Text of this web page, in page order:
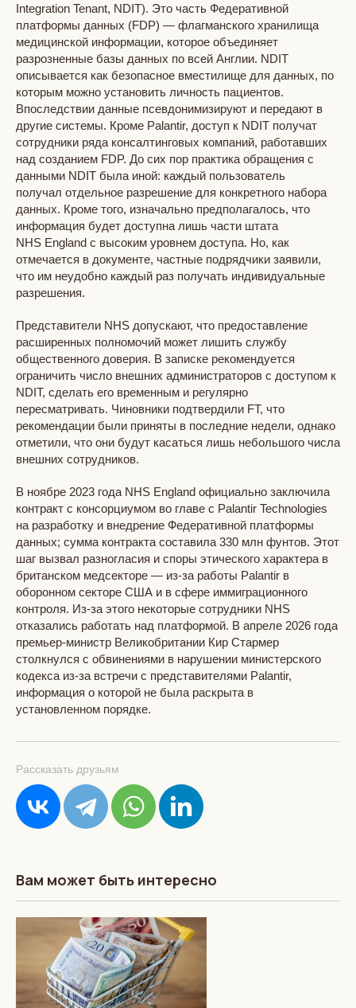
Integration Tenant, NDIT). Это часть Федеративной
платформы данных (FDP) — флагманского хранилища
медицинской информации, которое объединяет
разрозненные базы данных по всей Англии. NDIT
описывается как безопасное вместилище для данных, по
которым можно установить личность пациентов.
Впоследствии данные псевдонимизируют и передают в
другие системы. Кроме Palantir, доступ к NDIT получат
сотрудники ряда консалтинговых компаний, работавших
над созданием FDP. До сих пор практика обращения с
данными NDIT была иной: каждый пользователь
получал отдельное разрешение для конкретного набора
данных. Кроме того, изначально предполагалось, что
информация будет доступна лишь части штата
NHS England с высоким уровнем доступа. Но, как
отмечается в документе, частные подрядчики заявили,
что им неудобно каждый раз получать индивидуальные
разрешения.
Представители NHS допускают, что предоставление
расширенных полномочий может лишить службу
общественного доверия. В записке рекомендуется
ограничить число внешних администраторов с доступом к
NDIT, сделать его временным и регулярно
пересматривать. Чиновники подтвердили FT, что
рекомендации были приняты в последние недели, однако
отметили, что они будут касаться лишь небольшого числа
внешних сотрудников.
В ноябре 2023 года NHS England официально заключила
контракт с консорциумом во главе с Palantir Technologies
на разработку и внедрение Федеративной платформы
данных; сумма контракта составила 330 млн фунтов. Этот
шаг вызвал разногласия и споры этического характера в
британском медсекторе — из-за работы Palantir в
оборонном секторе США и в сфере иммиграционного
контроля. Из-за этого некоторые сотрудники NHS
отказались работать над платформой. В апреле 2026 года
премьер-министр Великобритании Кир Стармер
столкнулся с обвинениями в нарушении министерского
кодекса из-за встречи с представителями Palantir,
информация о которой не была раскрыта в
установленном порядке.
Рассказать друзьям
Вам может быть интересно